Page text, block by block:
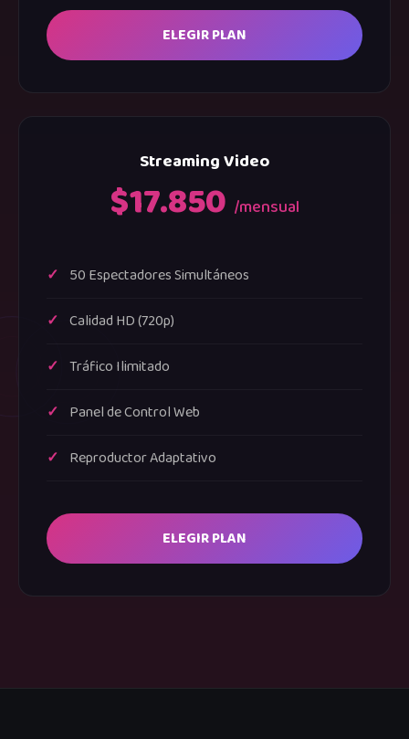
ELEGIR PLAN
Streaming Video
$17.850 /mensual
50 Espectadores Simultáneos
Calidad HD (720p)
Tráfico Ilimitado
Panel de Control Web
Reproductor Adaptativo
ELEGIR PLAN